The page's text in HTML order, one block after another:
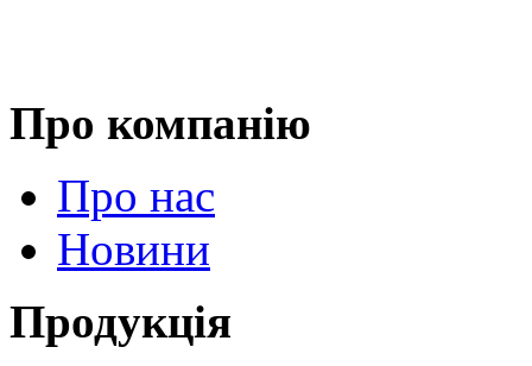
Про компанію
Про нас
Новини
Продукція